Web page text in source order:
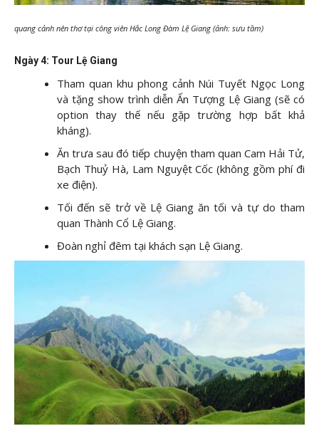
quang cảnh nên thơ tại công viên Hắc Long Đàm Lệ Giang (ảnh: sưu tầm)
Ngày 4: Tour Lệ Giang
Tham quan khu phong cảnh Núi Tuyết Ngọc Long
và tặng show trình diễn Ấn Tượng Lệ Giang (sẽ có
option thay thế nếu gặp trường hợp bất khả
kháng).
Ăn trưa sau đó tiếp chuyện tham quan Cam Hải Tử,
Bạch Thuỷ Hà, Lam Nguyệt Cốc (không gồm phí đi
xe điện).
Tối đến sẽ trở về Lệ Giang ăn tối và tự do tham
quan Thành Cổ Lệ Giang.
Đoàn nghỉ đêm tại khách sạn Lệ Giang.